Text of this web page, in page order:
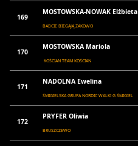
169
MOSTOWSKA-NOWAK Elżbieta
BABCIE BIEGAJĄ ŻAKOWO
170
MOSTOWSKA Mariola
KOŚCIAN TEAM KOŚCIAN
171
NADOLNA Ewelina
ŚMIGIELSKA GRUPA NORDIC WALKI G ŚMIGIEL
172
PRYFER Oliwia
BRUSZCZEWO